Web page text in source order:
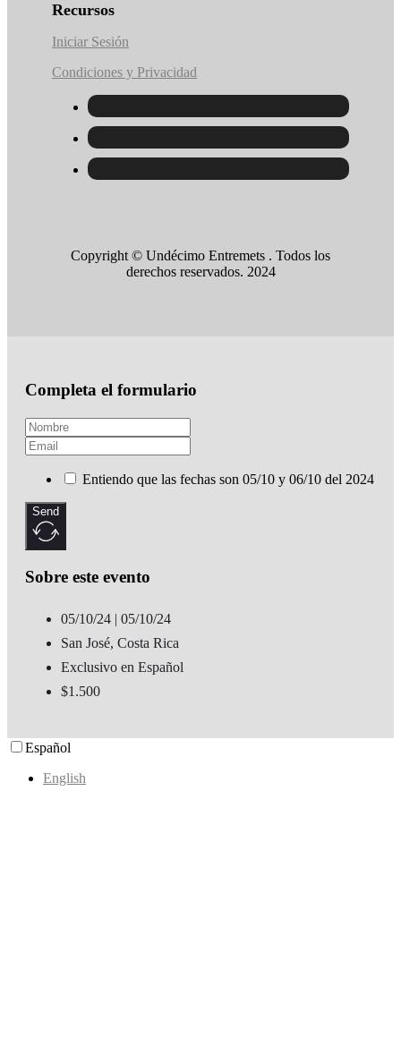
Recursos
Iniciar Sesión
Condiciones y Privacidad
Copyright © Undécimo Entremets . Todos los
derechos reservados. 2024
Completa el formulario
Entiendo que las fechas son 05/10 y 06/10 del 2024
Send
Sobre este evento
05/10/24 | 05/10/24
San José, Costa Rica
Exclusivo en Español
$1.500
Español
English